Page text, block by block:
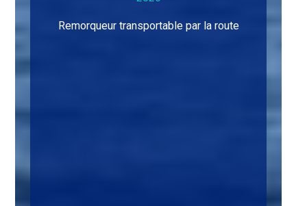
Remorqueur transportable par la route